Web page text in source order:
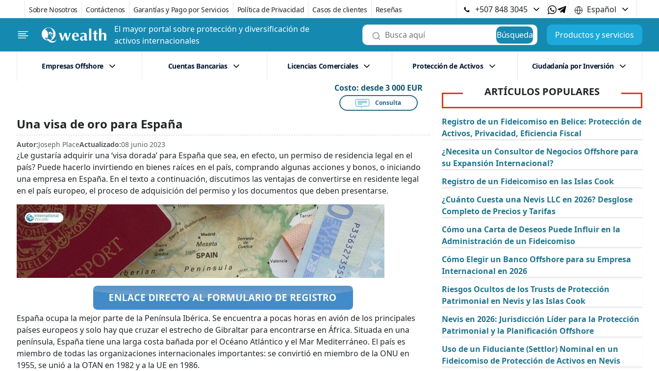
Sobre Nosotros Contáctenos Garantías y Pago por Servicios Política de Privacidad Casos de clientes Reseñas +507 848 3045
Español
El mayor portal sobre protección y diversificación de
activos internacionales
Búsqueda Productos y servicios
Empresas Offshore Cuentas Bancarias Licencias Comerciales Protección de Activos Ciudadanía por Inversión
Costo: desde 3 000 EUR
Consulta
Una visa de oro para España
Autor:Joseph PlaceActualizado:08 junio 2023
¿Le gustaría adquirir una ‘visa dorada’ para España que sea, en efecto, un permiso de residencia legal en el
país? Puede hacerlo invirtiendo en bienes raíces en el país, comprando algunas acciones y bonos, o iniciando
una empresa en España. En el texto a continuación, discutimos las ventajas de convertirse en residente legal
en el país europeo, el proceso de adquisición del permiso y los documentos que deben presentarse.
España ocupa la mejor parte de la Península Ibérica. Se encuentra a pocas horas en avión de los principales
países europeos y solo hay que cruzar el estrecho de Gibraltar para encontrarse en África. Situada en una
península, España tiene una larga costa bañada por el Océano Atlántico y el Mar Mediterráneo. El país es
miembro de todas las organizaciones internacionales importantes: se convirtió en miembro de la ONU en
1955, se unió a la OTAN en 1982 y a la UE en 1986.
ARTÍCULOS POPULARES
Registro de un Fideicomiso en Belice: Protección de
Activos, Privacidad, Eficiencia Fiscal
¿Necesita un Consultor de Negocios Offshore para
su Expansión Internacional?
Registro de un Fideicomiso en las Islas Cook
¿Cuánto Cuesta una Nevis LLC en 2026? Desglose
Completo de Precios y Tarifas
Cómo una Carta de Deseos Puede Influir en la
Administración de un Fideicomiso
Cómo Elegir un Banco Offshore para su Empresa
Internacional en 2026
Riesgos Ocultos de los Trusts de Protección
Patrimonial en Nevis y las Islas Cook
Nevis en 2026: Jurisdicción Líder para la Protección
Patrimonial y la Planificación Offshore
Uso de un Fiduciante (Settlor) Nominal en un
Fideicomiso de Protección de Activos en Nevis